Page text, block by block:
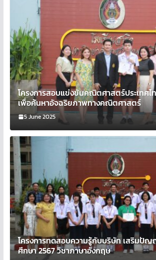
โครงการสอบแข่งขันคณิตศาสตร์ประเทศไ
เพื่อค้นหาอัจฉริยภาพทางคณิตศาสตร์
5 June 2025
โครงการทดสอบความรู้กับบริษัท เสริมปัญ
ศึกษา 2567 วิชาภาษาอังกฤษ